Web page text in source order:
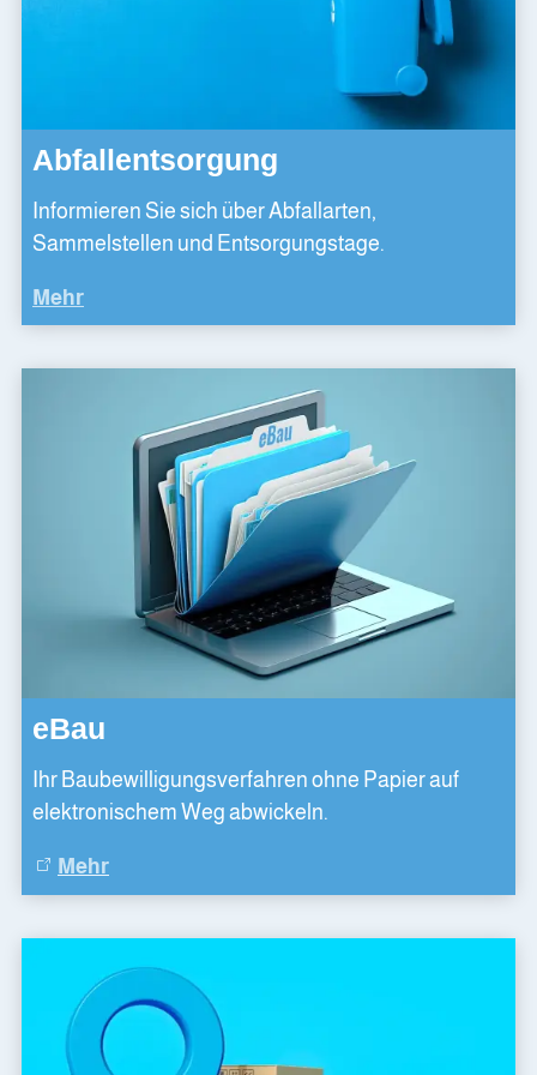
Abfallentsorgung
Informieren Sie sich über Abfallarten,
Sammelstellen und Entsorgungstage.
Mehr
eBau
Ihr Baubewilligungsverfahren ohne Papier auf
elektronischem Weg abwickeln.
Mehr